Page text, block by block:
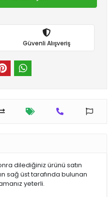
Güvenli Alışveriş
dilediğiniz ürünü satın
sağ üst tarafında bulunan
yeterli.